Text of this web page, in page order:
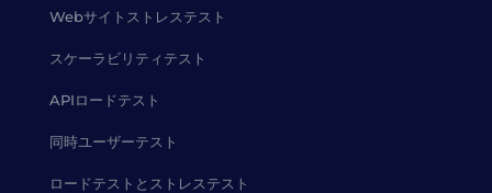
Webサイトストレステスト
スケーラビリティテスト
APIロードテスト
同時ユーザーテスト
ロードテストとストレステスト